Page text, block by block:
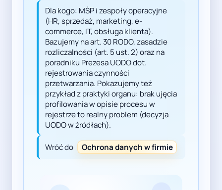
Dla kogo: MŚP i zespoły operacyjne
(HR, sprzedaż, marketing, e-
commerce, IT, obsługa klienta).
Bazujemy na art. 30 RODO, zasadzie
rozliczalności (art. 5 ust. 2) oraz na
poradniku Prezesa UODO dot.
rejestrowania czynności
przetwarzania. Pokazujemy też
przykład z praktyki organu: brak ujęcia
profilowania w opisie procesu w
rejestrze to realny problem (decyzja
UODO w źródłach).
Wróć do Ochrona danych w firmie